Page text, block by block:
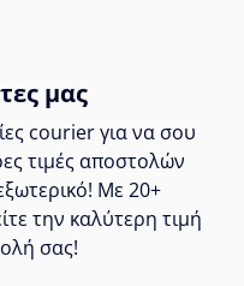
μας
courier για να σου
τιμές αποστολών
Με 20+
την καλύτερη τιμή
σας!